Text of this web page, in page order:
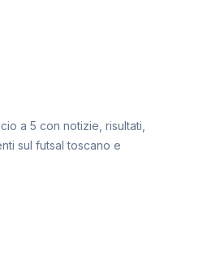
a 5 con notizie, risultati,
sul futsal toscano e